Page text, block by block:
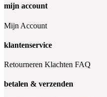
mijn account
Mijn Account
klantenservice
Retourneren Klachten FAQ
betalen & verzenden